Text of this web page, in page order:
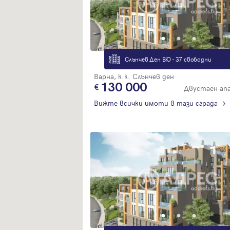
Слънчев Ден ВЮ - 37 свободни
Варна, к.к. Слънчев ден
130 000
Двустаен
Вижте всички имоти в тази сграда